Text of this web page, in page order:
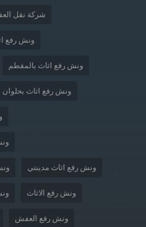
شركة نقل
ونش رفع
ونش رفع اثاث بالمقطم
ونش رفع اثاث بحلوان
ونش رفع اثاث مدينتي
ونش رفع الاثاث
ونش رفع العفش